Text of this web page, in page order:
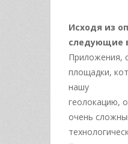
Исходя из
следующие
Приложения,
площадки,
нашу
геолокацию,
очень